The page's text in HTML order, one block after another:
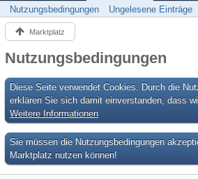
Nutzungsbedingungen Ungelesene Einträge
Marktplatz
Nutzungsbedingungen
Diese Seite verwendet Cookies. Durch die
erklären Sie sich damit einverstanden, dass
Weitere Informationen
Sie müssen die Nutzungsbedingungen
Marktplatz nutzen können!